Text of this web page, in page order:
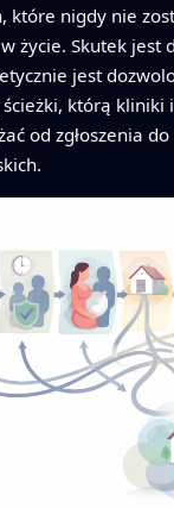
które nigdy nie
życie. Skutek jest
jest
którą kliniki
od zgłoszenia